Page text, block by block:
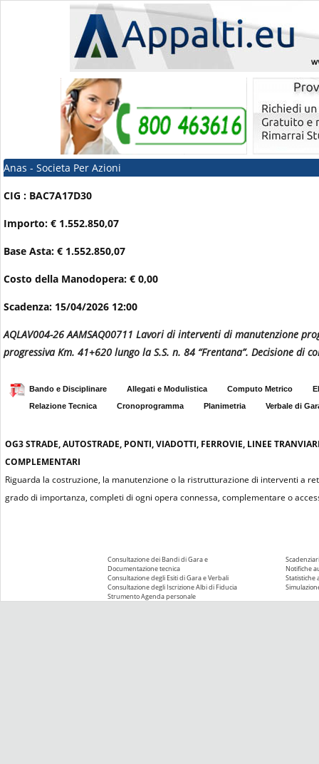
Anas - Societa Per Azioni
CIG : BAC7A17D30
Importo: € 1.552.850,07
Base Asta: € 1.552.850,07
Costo della Manodopera: € 0,00
Scadenza: 15/04/2026 12:00
AQLAV004-26 AAMSAQ00711 Lavori di interventi di manutenzione
progressiva Km. 41+620 lungo la S.S. n. 84 “Frentana”. Decisione di
Bando e Disciplinare Allegati e Modulistica Computo Metrico
Relazione Tecnica
Cronoprogramma Planimetria Verbale di
OG3STRADE, AUTOSTRADE, PONTI, VIADOTTI, FERROVIE, LINEE
COMPLEMENTARI
Riguarda la costruzione, la manutenzione o la ristrutturazione di interventi a
grado di importanza, completi di ogni opera connessa, complementare o
Consultazione dei Bandi di Gara e
Documentazione tecnica
Consultazione degli Esiti di Gara e Verbali
Consultazione degli Iscrizione Albi di Fiducia
Strumento Agenda personale
Notifiche
Statistiche